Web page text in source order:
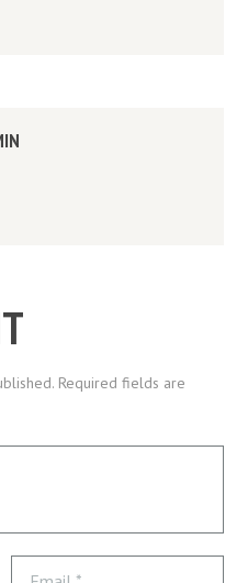
Required fields are